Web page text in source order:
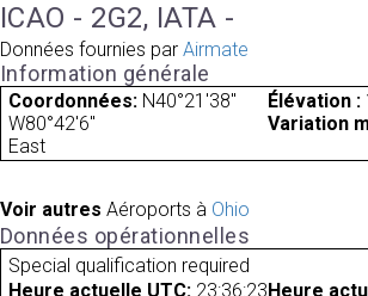
ICAO - 2G2, IATA -
Données fournies par Airmate
Information générale
Coordonnées: N40°21'38"
W80°42'6"
Élévation :
Variation
East
Voir autres Aéroports à Ohio
Données opérationnelles
Special qualification required
Heure actuelle UTC: 23:36:23 Heure